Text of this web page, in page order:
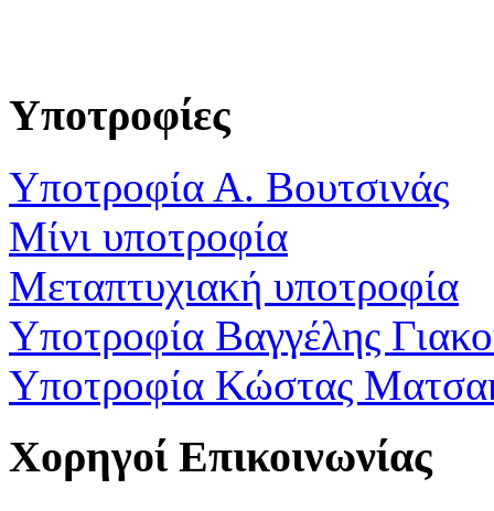
Υποτροφίες
Υποτροφία Α. Βουτσινάς
Μίνι υποτροφία
Μεταπτυχιακή υποτροφία
Υποτροφία Βαγγέλης
Υποτροφία Κώστας
Χορηγοί Επικοινωνίας